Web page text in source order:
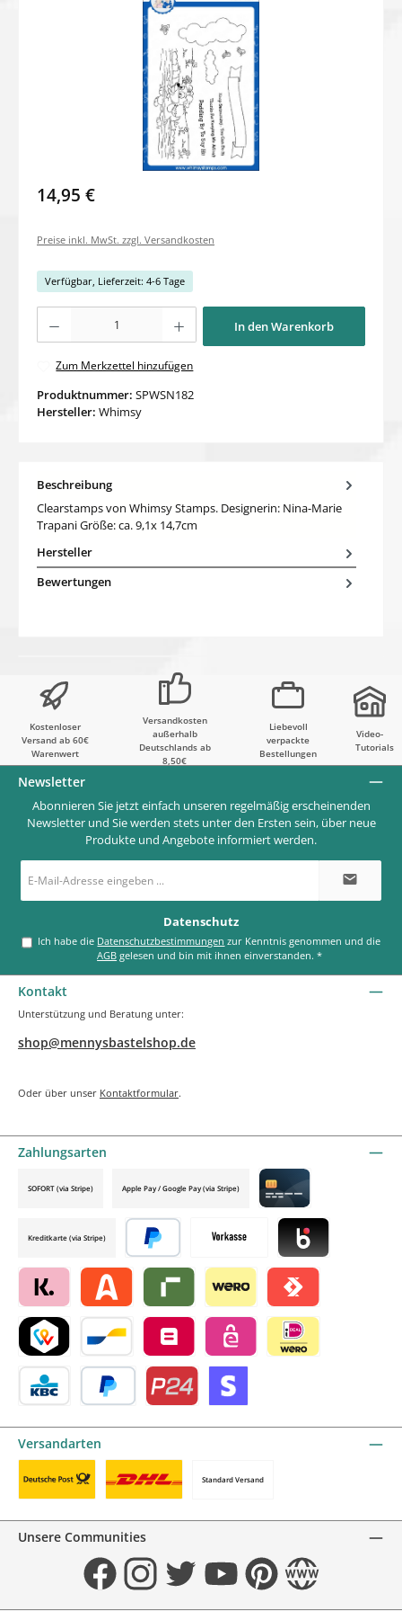
14,95 €
Preise inkl. MwSt. zzgl. Versandkosten
Verfügbar, Lieferzeit: 4-6 Tage
In den Warenkorb
Zum Merkzettel hinzufügen
Produktnummer: SPWSN182
Hersteller: Whimsy
Beschreibung
Clearstamps von Whimsy Stamps. Designerin: Nina-Marie
Trapani Größe: ca. 9,1x 14,7cm
Hersteller
Bewertungen
Kostenloser
Versand ab 60€
Warenwert
Versandkosten
außerhalb
Deutschlands ab
8,50€
Liebevoll
verpackte
Bestellungen
Video-
Tutorials
Newsletter
Abonnieren Sie jetzt einfach unseren regelmäßig erscheinenden
Newsletter und Sie werden stets unter den Ersten sein, über neue
Produkte und Angebote informiert werden.
E-
Mail-
*
Datenschutz
Ich habe die Datenschutzbestimmungen
AGB gelesen und bin mit ihnen einverstanden.*
Kontakt
Unterstützung und Beratung unter:
shop@mennysbastelshop.de
Oder über unser Kontaktformular.
Zahlungsarten
Vorkasse Blik by mollie
Klarna by mollieAlma by mollieRiverty by mollie
Wero Satispay by mollie
TWINT by mollieBancontact by mollie
Belfius by mollieeps by mollie
SOFORT (via Stripe) Apple Pay / Google Pay (via Stripe)
Credit card by mollie
Kreditkarte (via Stripe)
Später bezahlen
Versandarten
Standard Versand
Unsere Communities
FacebookInstagramTwitter YouTubePinterestWebsite